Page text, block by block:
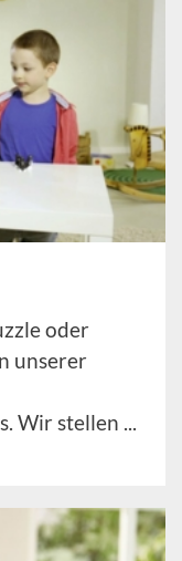
oder
unserer
Wir stellen ...